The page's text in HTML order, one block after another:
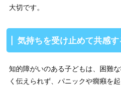
大切です。
気持ちを受け止めて共感す
知的障がいのある子どもは、困難
く伝えられず、パニックや癇癪を